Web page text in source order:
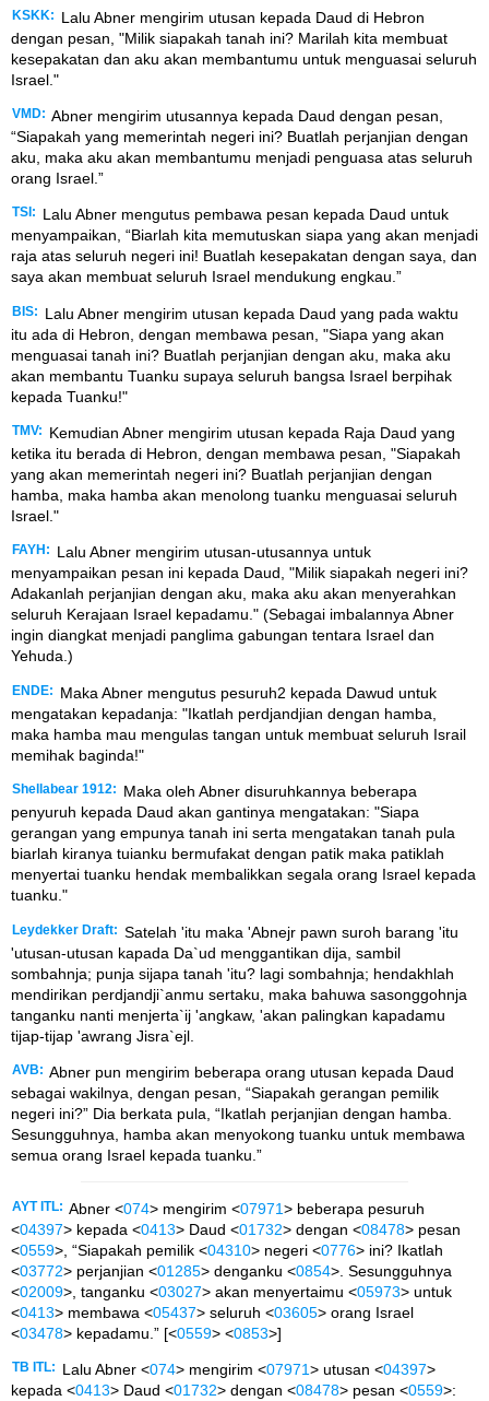
KSKK:
Lalu Abner mengirim utusan kepada Daud di Hebron
dengan pesan, "Milik siapakah tanah ini? Marilah kita membuat
kesepakatan dan aku akan membantumu untuk menguasai seluruh
Israel."
VMD: Abner mengirim utusannya kepada Daud dengan pesan,
“Siapakah yang memerintah negeri ini? Buatlah perjanjian dengan
aku, maka aku akan membantumu menjadi penguasa atas seluruh
orang Israel.”
TSI:
Lalu Abner mengutus pembawa pesan kepada Daud untuk
menyampaikan, “Biarlah kita memutuskan siapa yang akan menjadi
raja atas seluruh negeri ini! Buatlah kesepakatan dengan saya, dan
saya akan membuat seluruh Israel mendukung engkau.”
BIS:
Lalu Abner mengirim utusan kepada Daud yang pada waktu
itu ada di Hebron, dengan membawa pesan, "Siapa yang akan
menguasai tanah ini? Buatlah perjanjian dengan aku, maka aku
akan membantu Tuanku supaya seluruh bangsa Israel berpihak
kepada Tuanku!"
TMV:
Kemudian Abner mengirim utusan kepada Raja Daud yang
ketika itu berada di Hebron, dengan membawa pesan, "Siapakah
yang akan memerintah negeri ini? Buatlah perjanjian dengan
hamba, maka hamba akan menolong tuanku menguasai seluruh
Israel."
FAYH:
Lalu Abner mengirim utusan-utusannya untuk
menyampaikan pesan ini kepada Daud, "Milik siapakah negeri ini?
Adakanlah perjanjian dengan aku, maka aku akan menyerahkan
seluruh Kerajaan Israel kepadamu." (Sebagai imbalannya Abner
ingin diangkat menjadi panglima gabungan tentara Israel dan
Yehuda.)
ENDE:
Maka Abner mengutus pesuruh2 kepada Dawud untuk
mengatakan kepadanja: "Ikatlah perdjandjian dengan hamba,
maka hamba mau mengulas tangan untuk membuat seluruh Israil
memihak baginda!"
Shellabear 1912:
Maka oleh Abner disuruhkannya beberapa
penyuruh kepada Daud akan gantinya mengatakan: "Siapa
gerangan yang empunya tanah ini serta mengatakan tanah pula
biarlah kiranya tuianku bermufakat dengan patik maka patiklah
menyertai tuanku hendak membalikkan segala orang Israel kepada
tuanku."
Leydekker Draft: Satelah 'itu maka 'Abnejr pawn suroh barang 'itu
'utusan-utusan kapada Da`ud menggantikan dija, sambil
sombahnja; punja sijapa tanah 'itu? lagi sombahnja; hendakhlah
mendirikan perdjandji`anmu sertaku, maka bahuwa sasonggohnja
tanganku nanti menjerta`ij 'angkaw, 'akan palingkan kapadamu
tijap-tijap 'awrang Jisra`ejl.
AVB: Abner pun mengirim beberapa orang utusan kepada Daud
sebagai wakilnya, dengan pesan, “Siapakah gerangan pemilik
negeri ini?” Dia berkata pula, “Ikatlah perjanjian dengan hamba.
Sesungguhnya, hamba akan menyokong tuanku untuk membawa
semua orang Israel kepada tuanku.”
AYT ITL: Abner <074> mengirim <07971> beberapa pesuruh
<04397> kepada <0413> Daud <01732> dengan <08478> pesan
<0559>, “Siapakah pemilik <04310> negeri <0776> ini? Ikatlah
<03772> perjanjian <01285> denganku <0854>. Sesungguhnya
<02009>, tanganku <03027> akan menyertaimu <05973> untuk
<0413> membawa <05437> seluruh <03605> orang Israel
<03478> kepadamu.” [<0559> <0853>]
TB ITL: Lalu Abner <074> mengirim <07971> utusan <04397>
kepada <0413> Daud <01732> dengan <08478> pesan <0559>: